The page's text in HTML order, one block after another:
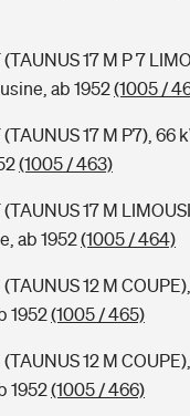
17 M P 7
ab 1952(1005 /
17 M P7), 66
(1005 / 463)
17 M
ab 1952(1005 / 464)
(TAUNUS 12 M
1952(1005 / 465)
(TAUNUS 12 M
1952(1005 / 466)